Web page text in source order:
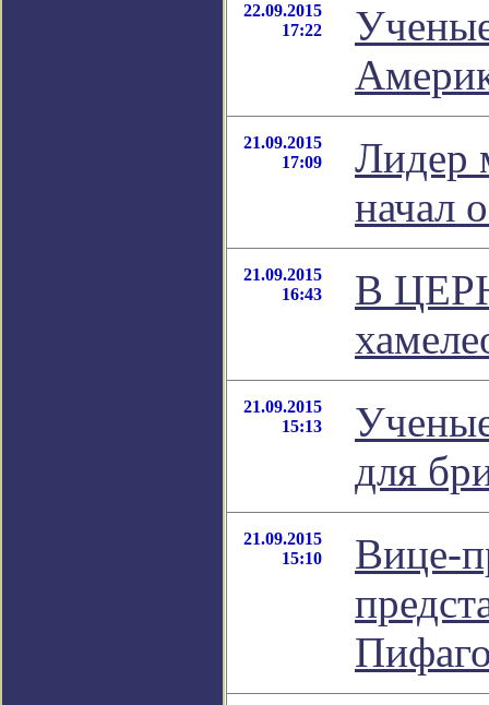
22.09.2015
17:22
21.09.2015
17:09
Лидер
начал
21.09.2015
16:43
В
21.09.2015
15:13
для
21.09.2015
15:10
Вице-